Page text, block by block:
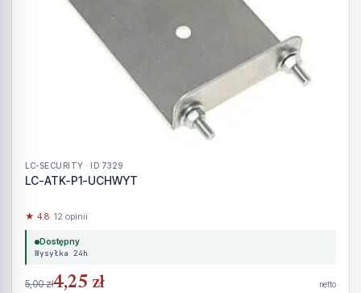
LC-SECURITY · ID 7329
LC-ATK-P1-UCHWYT
★ 4.8· 12 opinii
Dostępny
Wysyłka 24h
5,00 zł4,25 zł netto